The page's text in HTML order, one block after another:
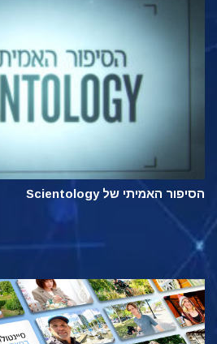
הסיפור האמיתי של Scientology